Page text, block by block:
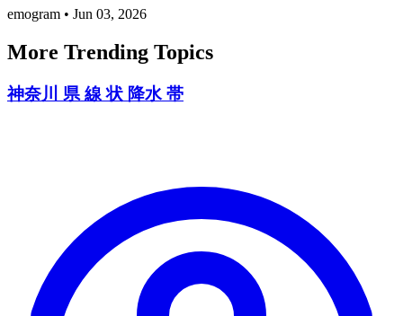
emogram • Jun 03, 2026
More Trending Topics
神奈川 県 線 状 降水 帯